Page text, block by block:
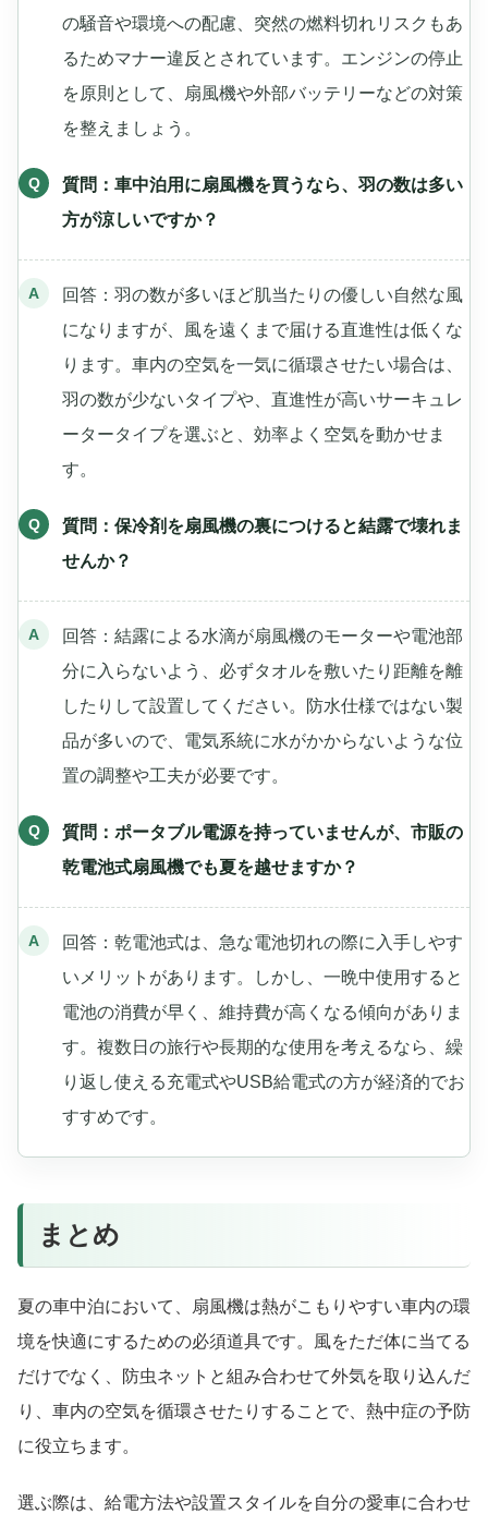
の騒音や環境への配慮、突然の燃料切れリスクもあ
るためマナー違反とされています。エンジンの停止
を原則として、扇風機や外部バッテリーなどの対策
を整えましょう。
質問：車中泊用に扇風機を買うなら、羽の数は多い
方が涼しいですか？
回答：羽の数が多いほど肌当たりの優しい自然な風
になりますが、風を遠くまで届ける直進性は低くな
ります。車内の空気を一気に循環させたい場合は、
羽の数が少ないタイプや、直進性が高いサーキュレ
ータータイプを選ぶと、効率よく空気を動かせま
す。
質問：保冷剤を扇風機の裏につけると結露で壊れま
せんか？
回答：結露による水滴が扇風機のモーターや電池部
分に入らないよう、必ずタオルを敷いたり距離を離
したりして設置してください。防水仕様ではない製
品が多いので、電気系統に水がかからないような位
置の調整や工夫が必要です。
質問：ポータブル電源を持っていませんが、市販の
乾電池式扇風機でも夏を越せますか？
回答：乾電池式は、急な電池切れの際に入手しやす
いメリットがあります。しかし、一晩中使用すると
電池の消費が早く、維持費が高くなる傾向がありま
す。複数日の旅行や長期的な使用を考えるなら、繰
り返し使える充電式やUSB給電式の方が経済的でお
すすめです。
まとめ
夏の車中泊において、扇風機は熱がこもりやすい車内の環
境を快適にするための必須道具です。風をただ体に当てる
だけでなく、防虫ネットと組み合わせて外気を取り込んだ
り、車内の空気を循環させたりすることで、熱中症の予防
に役立ちます。
選ぶ際は、給電方法や設置スタイルを自分の愛車に合わせ